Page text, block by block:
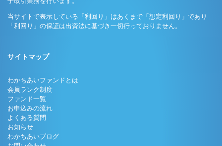
当サイトで表示している「利回り」はあくまで「想定利回り」であり
「利回り」の保証は出資法に基づき一切行っておりません。
サイトマップ
わかちあいファンドとは
会員ランク制度
ファンド一覧
お申込みの流れ
よくある質問
お知らせ
わかちあいブログ